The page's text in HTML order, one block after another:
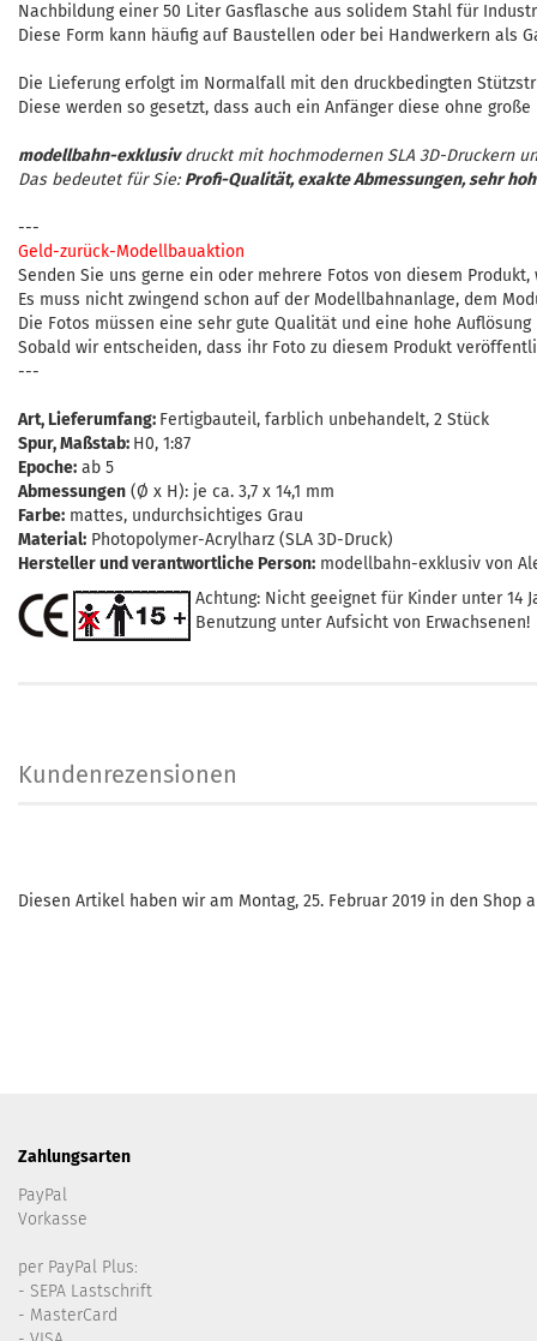
Nachbildung einer 50 Liter Gasflasche aus solidem Stahl für
Diese Form kann häufig auf Baustellen oder bei Handwerkern als
Die Lieferung erfolgt im Normalfall mit den druckbedingten
Diese werden so gesetzt, dass auch ein Anfänger diese ohne
modellbahn-exklusivdruckt mit hochmodernen SLA 3D-Druckern
Das bedeutet für Sie: Profi-Qualität, exakte Abmessungen, sehr
---
Geld-zurück-Modellbauaktion
Senden Sie uns gerne ein oder mehrere Fotos von diesem
Es muss nicht zwingend schon auf der Modellbahnanlage, dem
Die Fotos müssen eine sehr gute Qualität und eine hohe
Sobald wir entscheiden, dass ihr Foto zu diesem Produkt
---
Art, Lieferumfang: Fertigbauteil, farblich unbehandelt, 2 Stück
Spur, Maßstab: H0, 1:87
Epoche: ab 5
Abmessungen (Ø x H): je ca. 3,7 x 14,1 mm
Farbe: mattes, undurchsichtiges Grau
Material: Photopolymer-Acrylharz (SLA 3D-Druck)
Hersteller und verantwortliche Person: modellbahn-exklusiv von
Achtung: Nicht geeignet für Kinder unter 14
Benutzung unter Aufsicht von Erwachsenen!
Kundenrezensionen
Diesen Artikel haben wir am Montag, 25. Februar 2019 in den Shop
Zahlungsarten
PayPal
Vorkasse
per PayPal Plus:
- SEPA Lastschrift
- MasterCard